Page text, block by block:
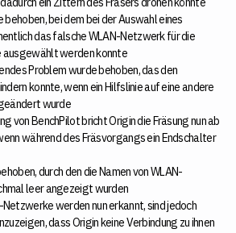
behoben, bei dem bei der Auswahl eines
das falsche WLAN-Netzwerk für die
werden konnte
Problem wurde behoben, das den
konnte, wenn ein Hilfslinie auf eine andere
wurde
von BenchPilot bricht Origin die Fräsung nun ab
während des Fräsvorgangs ein Endschalter
durch den die Namen von WLAN-
leer angezeigt wurden
werden nun erkannt, sind jedoch
dass Origin keine Verbindung zu ihnen